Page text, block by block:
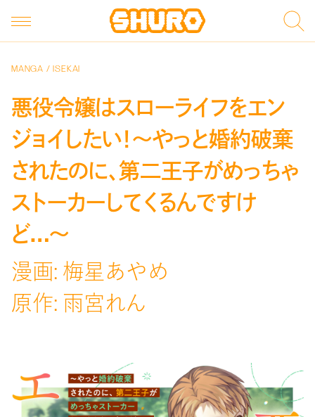
MANGA / ISEKAI
悪役令嬢はスローライフをエン
ジョイしたい！〜やっと婚約破棄
されたのに、第二王子がめっちゃ
ストーカーしてくるんですけ
ど…〜
漫画: 梅星あやめ
原作: 雨宮れん